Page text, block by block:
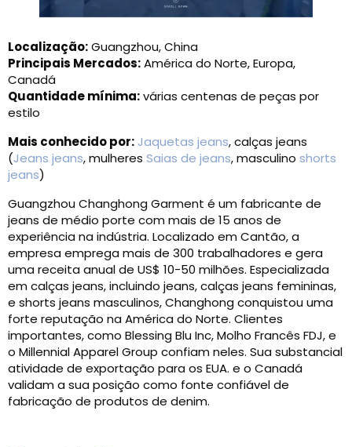
Localização:Guangzhou, China
Principais Mercados:América do Norte, Europa,
Canadá
Quantidade mínima:várias centenas de peças por
estilo
Mais conhecido por: Jaquetas jeans, calças jeans
(Jeans jeans, mulheres Saias de jeans, masculino shorts
jeans)
Guangzhou Changhong Garment é um fabricante de
jeans de médio porte com mais de 15 anos de
experiência na indústria. Localizado em Cantão, a
empresa emprega mais de 300 trabalhadores e gera
uma receita anual de US$ 10-50 milhões. Especializada
em calças jeans, incluindo jeans, calças jeans femininas,
e shorts jeans masculinos, Changhong conquistou uma
forte reputação na América do Norte. Clientes
importantes, como Blessing Blu Inc, Molho Francês FDJ, e
o Millennial Apparel Group confiam neles. Sua substancial
atividade de exportação para os EUA. e o Canadá
validam a sua posição como fonte confiável de
fabricação de produtos de denim.